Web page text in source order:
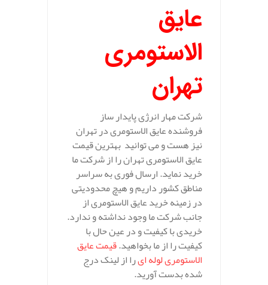
عایق
الاستومری
تهران
شرکت مهار انرژی پایدار ساز
فروشنده عایق الاستومری در تهران
نیز هست و می توانید بهترین قیمت
عایق الاستومری تهران را از شرکت ما
خرید نماید. ارسال فوری به سراسر
مناطق کشور داریم و هیچ محدودیتی
در زمینه خرید عایق الاستومری از
جانب شرکت ما وجود نداشته و ندارد.
خریدی با کیفیت و در عین حال با
کیفیت را از ما بخواهید.قیمت عایق
الاستومری لوله ایرا از لینک درج
شده بدست آورید.